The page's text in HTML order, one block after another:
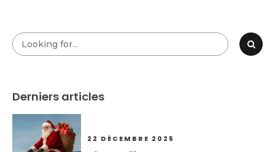
Derniers articles
22 DÉCEMBRE 2025